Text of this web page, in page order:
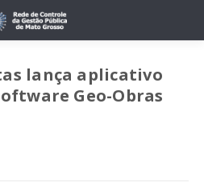
lança aplicativo
Geo-Obras